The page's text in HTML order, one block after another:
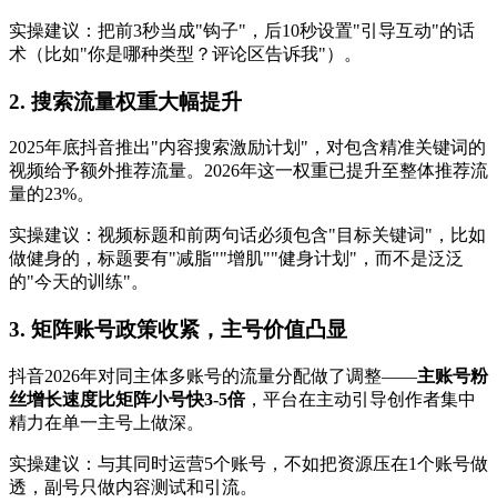
实操建议：把前3秒当成"钩子"，后10秒设置"引导互动"的话
术（比如"你是哪种类型？评论区告诉我"）。
2. 搜索流量权重大幅提升
2025年底抖音推出"内容搜索激励计划"，对包含精准关键词的
视频给予额外推荐流量。2026年这一权重已提升至整体推荐流
量的23%。
实操建议：视频标题和前两句话必须包含"目标关键词"，比如
做健身的，标题要有"减脂""增肌""健身计划"，而不是泛泛
的"今天的训练"。
3. 矩阵账号政策收紧，主号价值凸显
抖音2026年对同主体多账号的流量分配做了调整——主账号粉
丝增长速度比矩阵小号快3-5倍，平台在主动引导创作者集中
精力在单一主号上做深。
实操建议：与其同时运营5个账号，不如把资源压在1个账号做
透，副号只做内容测试和引流。